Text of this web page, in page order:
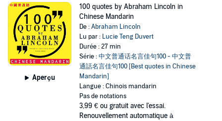
Aperçu
100 quotes by Abraham Lincoln in
Chinese Mandarin
De :Abraham Lincoln
Lu par : Lucie Teng Duvert
Durée : 27 min
Série :中文普通话名言佳句100 - 中文普
通話名言佳句100 [Best quotes in Chinese
Mandarin]
Langue : Chinois mandarin
Pas de notations
3,99 € ou gratuit avec l'essai.
Renouvellement automatique à